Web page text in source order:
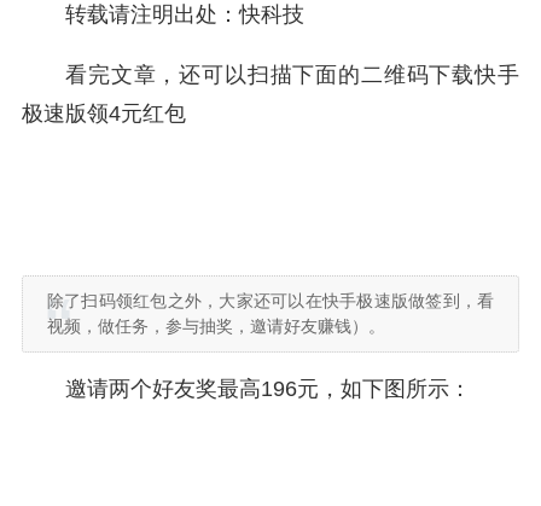
转载请注明出处：快科技
看完文章，还可以扫描下面的二维码下载快手
极速版领4元红包
除了扫码领红包之外，大家还可以在快手极速版做签到，看
视频，做任务，参与抽奖，邀请好友赚钱）。
邀请两个好友奖最高196元，如下图所示：